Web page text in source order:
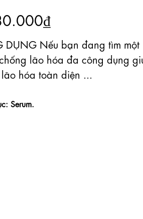
DỤNG Nếu bạn đang tìm một
lão hóa đa công dụng
hóa toàn diện ...
Serum.